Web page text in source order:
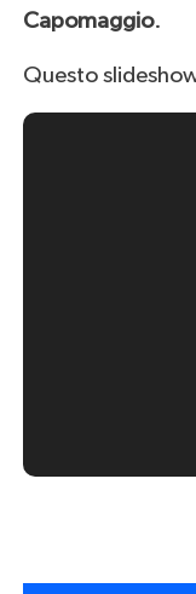
Capomaggio.
Questo